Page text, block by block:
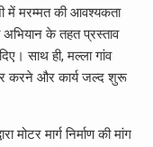
में मरम्मत की आवश्यकता
अभियान के तहत प्रस्ताव
साथ ही, मल्ला गांव
करने और कार्य जल्द शुरू
मोटर मार्ग निर्माण की मांग